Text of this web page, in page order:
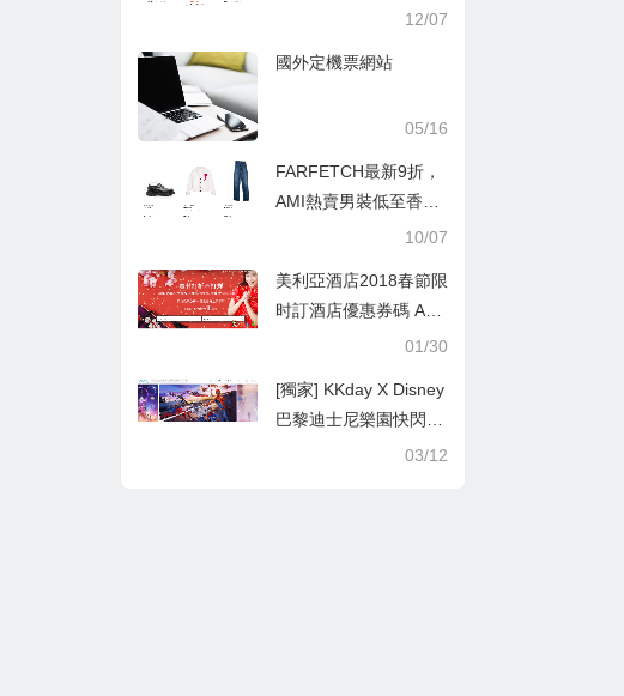
12/07
國外定機票網站
05/16
FARFETCH最新9折，
AMI熱賣男裝低至香港
10/07
美利亞酒店2018春節限
时訂酒店優惠券碼 APP
訂房91折優惠 3折優惠
01/30
[獨家] KKday X Disney
巴黎迪士尼樂園快閃優
03/12